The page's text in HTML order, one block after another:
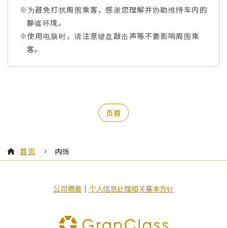
※为避免打扰周围乘客，感谢您理解并协助维持车内的
静谧环境。
※使用电脑时，请注意键盘敲击声等不要影响周围乘
客。
页首
首页 内饰
公司概要 ｜ 个人信息处理相关基本方针